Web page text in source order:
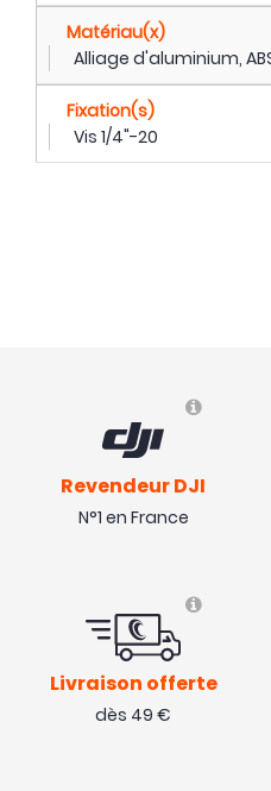
Matériau(x)
Alliage d'aluminium,
Fixation(s)
Vis 1/4"-20
Revendeur DJI
N°1 en France
Livraison offerte
dès 49 €